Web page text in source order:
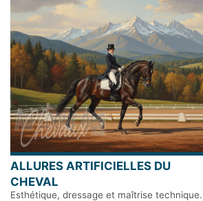
ALLURES ARTIFICIELLES DU
CHEVAL
Esthétique, dressage et maîtrise technique.